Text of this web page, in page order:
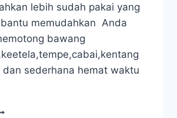
lebih sudah pakai yang
memudahkan Anda
bawang
dan sederhana hemat waktu